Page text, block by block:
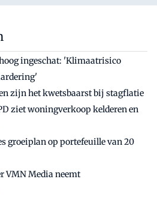
ingeschat: 'Klimaatrisico
zijn het kwetsbaarst bij stagflatie
ziet woningverkoop kelderen en
groeiplan op portefeuille van 20
VMN Media neemt